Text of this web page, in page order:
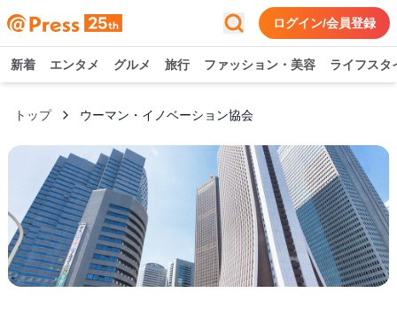
ログイン/会員登録
新着 エンタメ グルメ 旅行 ファッション・美容 ライフスタ
トップ ウーマン・イノベーション協会